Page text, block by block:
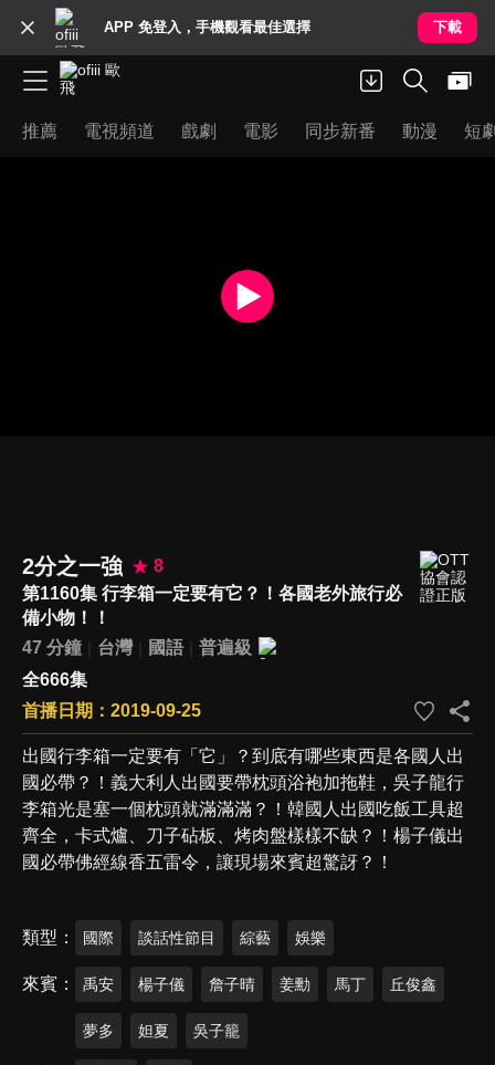
APP 免登入，手機觀看最佳選擇 下載
推薦 電視頻道 戲劇 電影 同步新番 動漫 短
2分之一強
8
第1160集 行李箱一定要有它？！各國老外旅行必
備小物！！
47 分鐘
台灣 國語
普遍級
全666集
首播日期：2019-09-25
出國行李箱一定要有「它」？到底有哪些東西是各國人出
國必帶？！義大利人出國要帶枕頭浴袍加拖鞋，吳子龍行
李箱光是塞一個枕頭就滿滿滿？！韓國人出國吃飯工具超
齊全，卡式爐、刀子砧板、烤肉盤樣樣不缺？！楊子儀出
國必帶佛經線香五雷令，讓現場來賓超驚訝？！
類型 國際 談話性節目 綜藝 娛樂
來賓 禹安 楊子儀 詹子晴 姜勳 馬丁 丘俊鑫
夢多 妲夏 吳子籠